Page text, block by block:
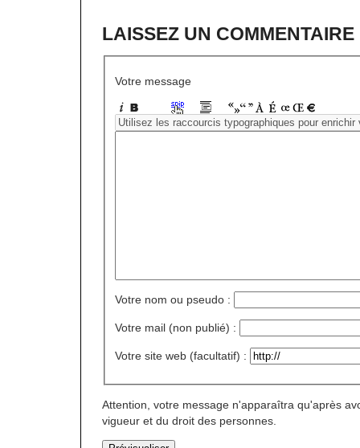
LAISSEZ UN COMMENTAIRE
Votre message
Votre nom ou pseudo :
Votre mail (non publié) :
Votre site web (facultatif) :
Attention, votre message n'apparaîtra qu'après
vigueur et du droit des personnes.